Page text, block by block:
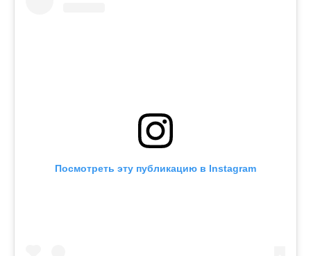
Посмотреть эту публикацию в Instagram